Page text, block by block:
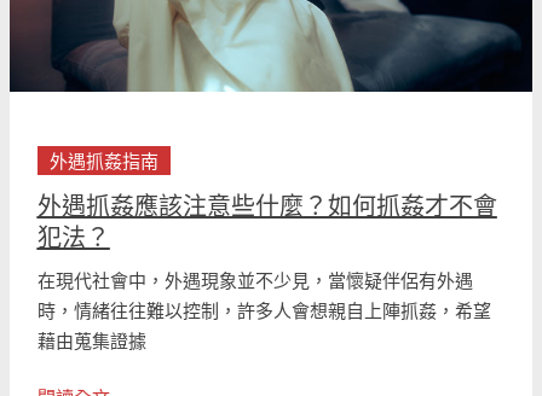
外遇抓姦指南
外遇抓姦應該注意些什麼？如何抓姦才不會
犯法？
在現代社會中，外遇現象並不少見，當懷疑伴侶有外遇
時，情緒往往難以控制，許多人會想親自上陣抓姦，希望
藉由蒐集證據
麼？
如
抓
姦
才
不
會
犯
法？